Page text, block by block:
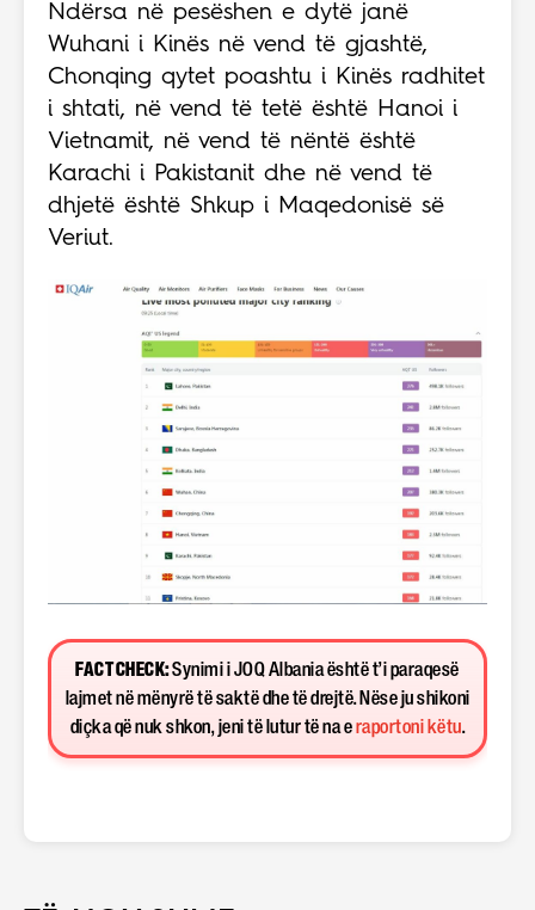
Ndërsa në pesëshen e dytë janë
Wuhani i Kinës në vend të gjashtë,
Chonqing qytet poashtu i Kinës radhitet
i shtati, në vend të tetë është Hanoi i
Vietnamit, në vend të nëntë është
Karachi i Pakistanit dhe në vend të
dhjetë është Shkup i Maqedonisë së
Veriut.
FACT CHECK:Synimi i JOQ Albania është t’i paraqesë
lajmet në mënyrë të saktë dhe të drejtë. Nëse ju shikoni
diçka që nuk shkon, jeni të lutur të na e raportoni këtu.